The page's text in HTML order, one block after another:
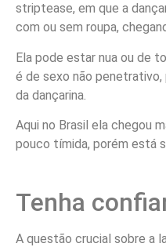
striptease, em que a
com ou sem roupa,
Ela pode estar nua ou de
é de sexo não
da dançarina.
Aqui no Brasil ela chegou
pouco tímida, porém está
Tenha
A questão crucial sobre a